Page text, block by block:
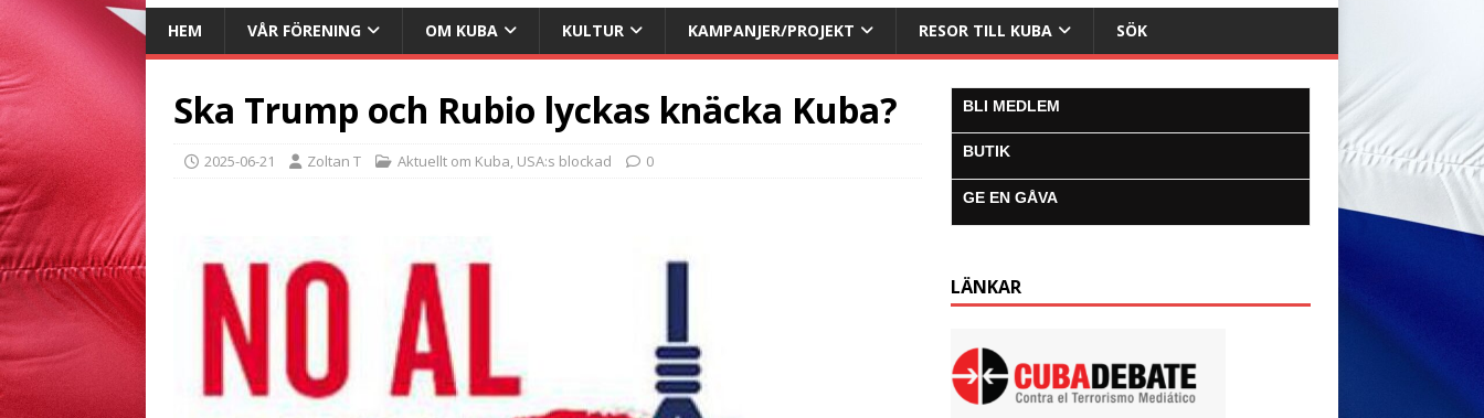
HEM VÅR FÖRENING OM KUBA KULTUR KAMPANJER/PROJEKT RESOR TILL KUBA SÖK
Ska Trump och Rubio lyckas knäcka Kuba?
2025-06-21 Zoltan T Aktuellt om Kuba, USA:s blockad 0
BLI MEDLEM
BUTIK
GE EN GÅVA
LÄNKAR